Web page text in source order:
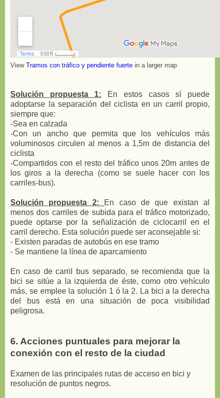
View Tramos con tráfico y pendiente fuerte in a larger map
Solución propuesta 1: En estos casos sí puede
adoptarse la separación del ciclista en un carril propio,
siempre que:
-Sea en calzada
-Con un ancho que permita que los vehículos más
voluminosos circulen al menos a 1,5m de distancia del
ciclista
-Compartidos con el resto del tráfico unos 20m antes de
los giros a la derecha (como se suele hacer con los
carriles-bus).
Solución propuesta 2:
En caso de que existan al
menos dos carriles de subida para el tráfico motorizado,
puede optarse por la señalización de ciclocarril en el
carril derecho. Esta solución puede ser aconsejable si:
- Existen paradas de autobús en ese tramo
- Se mantiene la línea de aparcamiento
En caso de carril bus separado, se recomienda que la
bici se sitúe a la izquierda de éste, como otro vehículo
más, se emplee la solución 1 ó la 2. La bici a la derecha
del bus está en una situación de poca visibilidad
peligrosa.
6. Acciones puntuales para mejorar la
conexión con el resto de la ciudad
Examen de las principales rutas de acceso en bici y
resolución de puntos negros.